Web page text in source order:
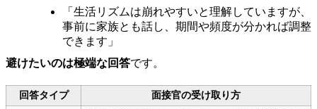
「生活リズムは崩れやすいと理解していますが、
事前に家族とも話し、期間や頻度が分かれば調整
できます」
避けたいのは極端な回答です。
回答タイプ 面接官の受け取り方